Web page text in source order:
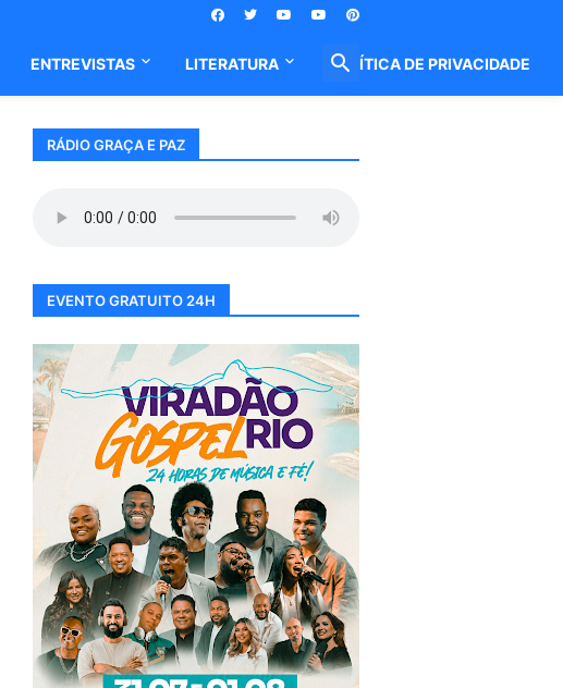
ENTREVISTAS LITERATURA POLÍTICA DE PRIVACIDADE
RÁDIO GRAÇA E PAZ
EVENTO GRATUITO 24H